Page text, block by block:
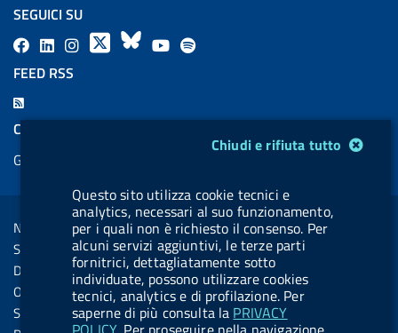
Chiudi e rifiuta tutto
Questo sito utilizza cookie tecnici e
analytics, necessari al suo funzionamento,
per i quali non è richiesto il consenso. Per
alcuni servizi aggiuntivi, le terze parti
fornitrici, dettagliatamente sotto
individuate, possono utilizzare cookies
tecnici, analytics e di profilazione. Per
saperne di più consulta la PRIVACY
SEGUICI SU
F
a
e
L
i
k
e
b
u
t
t
o
n
X
B
e
y
Y
t
e
l
e
b
u
t
t
o
n
FEED RSS
e
COOKIES
Gestione cookie
Sezione Link Utili
Note legali
Social Media Policy
Dichiarazione di accessibilità
Obiettivi di accessibilità
Statistiche sito